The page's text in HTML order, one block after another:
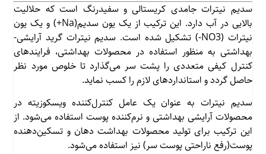
سدیم نیترات جامدی کریستالی و سفیدرنگ است که حلالیت
بالایی در آب دارد. این ترکیب از یک یون سدیم(Na+) و یک یون
نیترات (NO3-) تشکیل شده است. سدیم نیترات گرید آرایشی-
بهداشتی به منظور استفاده در محصولات بهداشتی، فرایندهای
کنترل کیفی متعددی را پشت سر می‌گذارد تا خلوص مورد نظر
حاصل گردد و استانداردهای لازم را کسب نماید.
سدیم نیترات به عنوان یک عامل کنترل‌کننده ویسکوزیته در
محصولات آرایشی بهداشتی و نرم‌کننده پوست استفاده می‌شود. از
این ترکیب برای تولید محصولات بهداشت دهان و تسکین‌دهنده
پوست(رفع ناراحتی پوست سر) نیز استفاده می‌شود.